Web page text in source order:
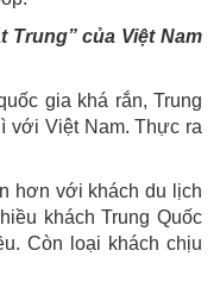
Trung” của Việt Nam
gia khá rắn, Trung
với Việt Nam. Thực ra
hơn với khách du lịch
khách Trung Quốc
Còn loại khách chịu